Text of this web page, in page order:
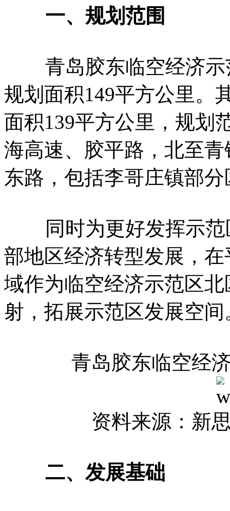
一、规划范围
青岛胶东临空经济示
规划面积149平方公里。
面积139平方公里，规划
海高速、胶平路，北至
东路，包括李哥庄镇部分
同时为更好发挥示范
部地区经济转型发展，
域作为临空经济示范区
射，拓展示范区发展空间
青岛胶东临空经
资料来源：新
二、发展基础